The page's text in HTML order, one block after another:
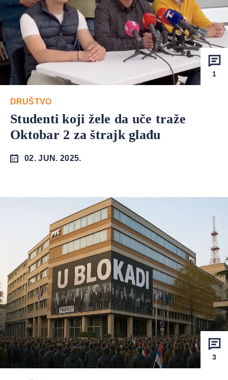
1
DRUŠTVO
Studenti koji žele da uče traže
Oktobar 2 za štrajk glađu
02. JUN. 2025.
3